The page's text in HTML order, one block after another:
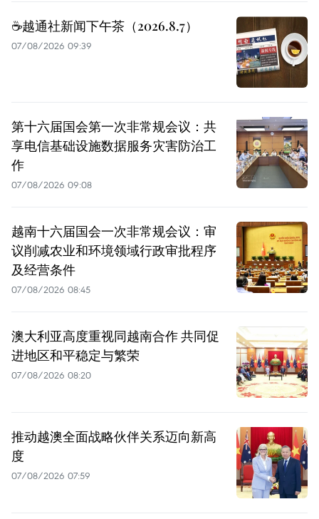
☕️越通社新闻下午茶（2026.8.7）
07/08/2026 09:39
第十六届国会第一次非常规会议：共
享电信基础设施数据服务灾害防治工
作
07/08/2026 09:08
越南十六届国会一次非常规会议：审
议削减农业和环境领域行政审批程序
及经营条件
07/08/2026 08:45
澳大利亚高度重视同越南合作 共同促
进地区和平稳定与繁荣
07/08/2026 08:20
推动越澳全面战略伙伴关系迈向新高
度
07/08/2026 07:59